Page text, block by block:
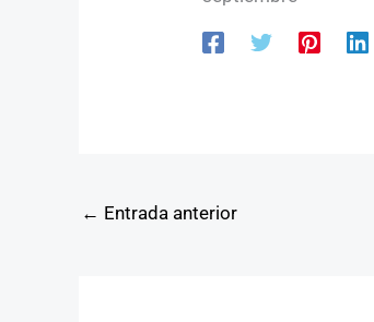
← Entrada anterior